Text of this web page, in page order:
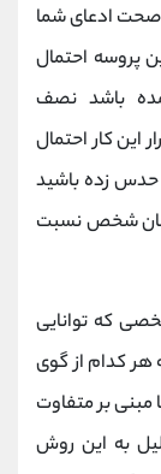
تواند به صحت ادعای شما
پروسه احتمال
باشد نصف
که تنها با ۲۰ بار تکرار این کار احتمال
و هر ۲۰ بار درست حدس زده باشید
شخص نسبت
که توانایی
هر کدام از گوی
مبنی بر متفاوت
به این روش